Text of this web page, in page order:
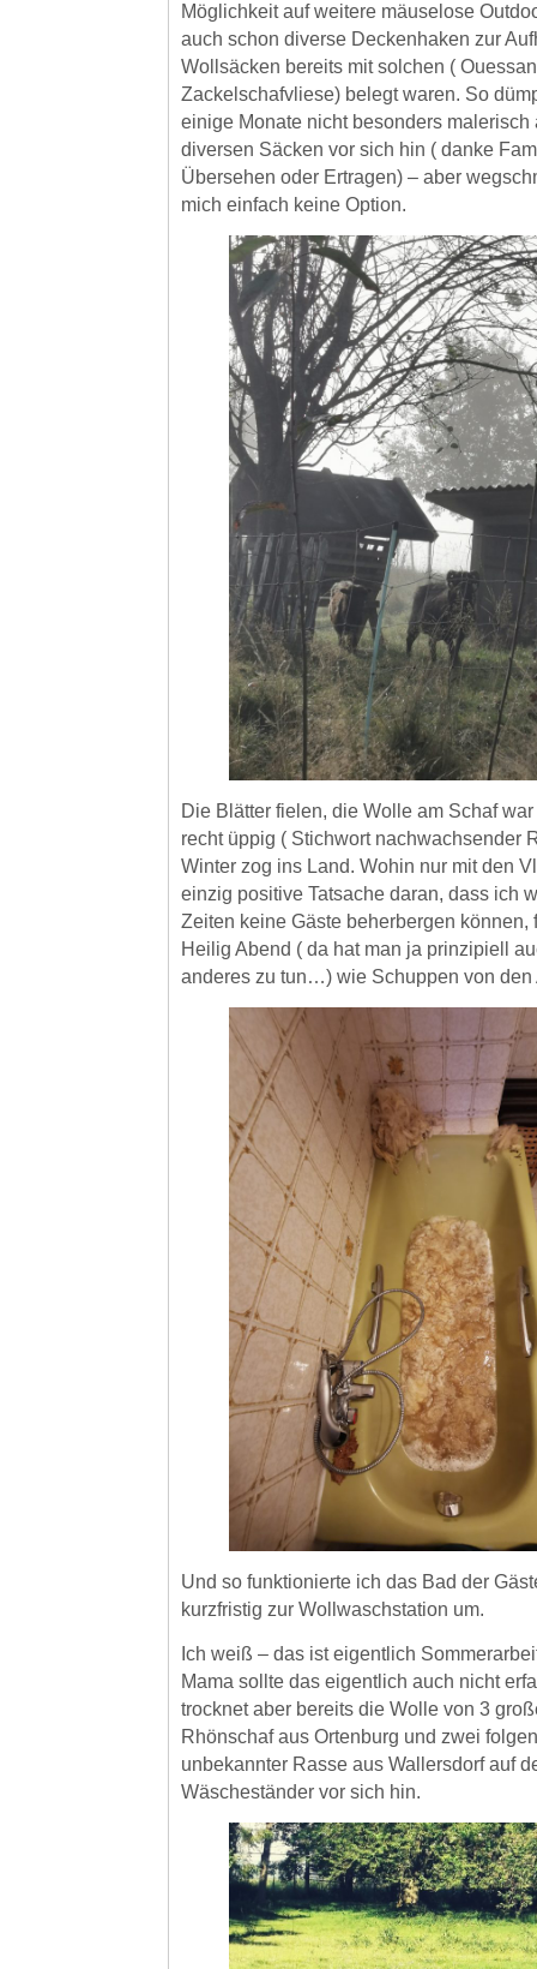
Möglichkeit auf weitere mäuselose
auch schon diverse Deckenhaken zur
Wollsäcken bereits mit solchen (
Zackelschafvliese) belegt waren. So
einige Monate nicht besonders malerisch
diversen Säcken vor sich hin ( danke
Übersehen oder Ertragen) – aber
mich einfach keine Option.
Die Blätter fielen, die Wolle am Schaf
recht üppig ( Stichwort nachwachsender
Winter zog ins Land. Wohin nur mit den
einzig positive Tatsache daran, dass ich
Zeiten keine Gäste beherbergen können,
Heilig Abend ( da hat man ja prinzipiell
anderes zu tun…) wie Schuppen von den
Und so funktionierte ich das Bad der
kurzfristig zur Wollwaschstation um.
Ich weiß – das ist eigentlich
Mama sollte das eigentlich auch nicht
trocknet aber bereits die Wolle von 3
Rhönschaf aus Ortenburg und zwei
unbekannter Rasse aus Wallersdorf auf
Wäscheständer vor sich hin.